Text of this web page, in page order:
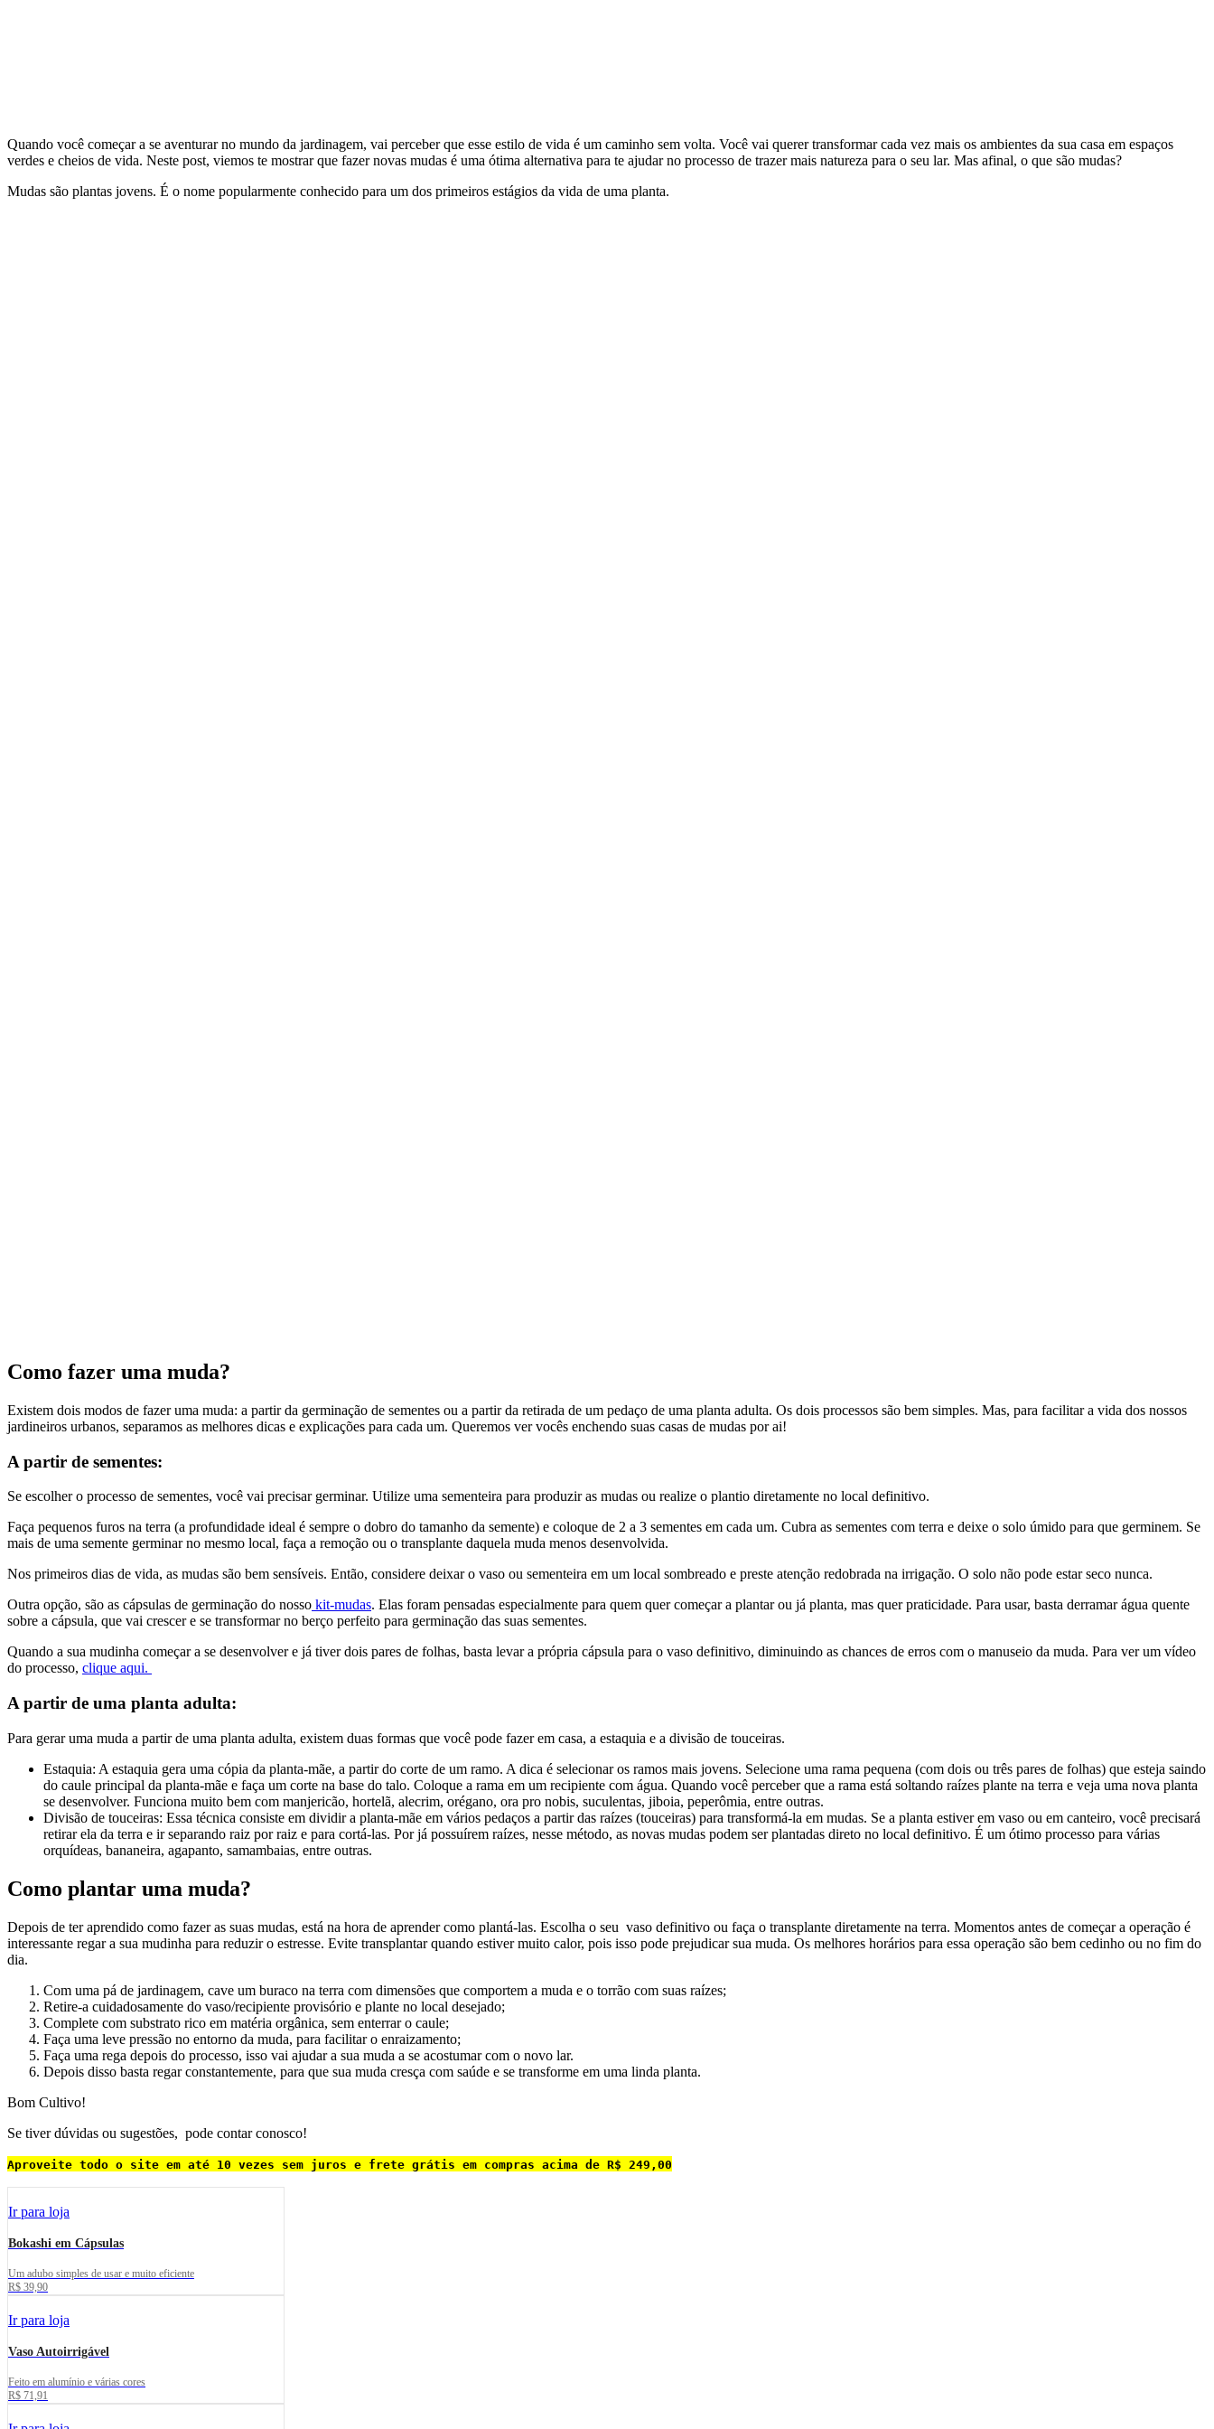
Quando você começar a se aventurar no mundo da jardinagem, vai perceber que esse estilo de vida é um caminho sem volta. Você vai querer transformar cada vez mais os ambientes da sua casa em espaços
verdes e cheios de vida. Neste post, viemos te mostrar que fazer novas mudas é uma ótima alternativa para te ajudar no processo de trazer mais natureza para o seu lar. Mas afinal, o que são mudas?
Mudas são plantas jovens. É o nome popularmente conhecido para um dos primeiros estágios da vida de uma planta.
Como fazer uma muda?
Existem dois modos de fazer uma muda: a partir da germinação de sementes ou a partir da retirada de um pedaço de uma planta adulta. Os dois processos são bem simples. Mas, para facilitar a vida dos nossos
jardineiros urbanos, separamos as melhores dicas e explicações para cada um. Queremos ver vocês enchendo suas casas de mudas por ai!
A partir de sementes:
Se escolher o processo de sementes, você vai precisar germinar. Utilize uma sementeira para produzir as mudas ou realize o plantio diretamente no local definitivo.
Faça pequenos furos na terra (a profundidade ideal é sempre o dobro do tamanho da semente) e coloque de 2 a 3 sementes em cada um. Cubra as sementes com terra e deixe o solo úmido para que germinem. Se
mais de uma semente germinar no mesmo local, faça a remoção ou o transplante daquela muda menos desenvolvida.
Nos primeiros dias de vida, as mudas são bem sensíveis. Então, considere deixar o vaso ou sementeira em um local sombreado e preste atenção redobrada na irrigação. O solo não pode estar seco nunca.
Outra opção, são as cápsulas de germinação do nosso kit-mudas. Elas foram pensadas especialmente para quem quer começar a plantar ou já planta, mas quer praticidade. Para usar, basta derramar água quente
sobre a cápsula, que vai crescer e se transformar no berço perfeito para germinação das suas sementes.
Quando a sua mudinha começar a se desenvolver e já tiver dois pares de folhas, basta levar a própria cápsula para o vaso definitivo, diminuindo as chances de erros com o manuseio da muda. Para ver um vídeo
do processo, clique aqui.
A partir de uma planta adulta:
Para gerar uma muda a partir de uma planta adulta, existem duas formas que você pode fazer em casa, a estaquia e a divisão de touceiras.
Estaquia: A estaquia gera uma cópia da planta-mãe, a partir do corte de um ramo. A dica é selecionar os ramos mais jovens. Selecione uma rama pequena (com dois ou três pares de folhas) que esteja saindo
do caule principal da planta-mãe e faça um corte na base do talo. Coloque a rama em um recipiente com água. Quando você perceber que a rama está soltando raízes plante na terra e veja uma nova planta
se desenvolver. Funciona muito bem com manjericão, hortelã, alecrim, orégano, ora pro nobis, suculentas, jiboia, peperômia, entre outras.
Divisão de touceiras: Essa técnica consiste em dividir a planta-mãe em vários pedaços a partir das raízes (touceiras) para transformá-la em mudas. Se a planta estiver em vaso ou em canteiro, você precisará
retirar ela da terra e ir separando raiz por raiz e para cortá-las. Por já possuírem raízes, nesse método, as novas mudas podem ser plantadas direto no local definitivo. É um ótimo processo para várias
orquídeas, bananeira, agapanto, samambaias, entre outras.
Como plantar uma muda?
Depois de ter aprendido como fazer as suas mudas, está na hora de aprender como plantá-las. Escolha o seu vaso definitivo ou faça o transplante diretamente na terra. Momentos antes de começar a operação é
interessante regar a sua mudinha para reduzir o estresse. Evite transplantar quando estiver muito calor, pois isso pode prejudicar sua muda. Os melhores horários para essa operação são bem cedinho ou no fim do
dia.
Com uma pá de jardinagem, cave um buraco na terra com dimensões que comportem a muda e o torrão com suas raízes;
Retire-a cuidadosamente do vaso/recipiente provisório e plante no local desejado;
Complete com substrato rico em matéria orgânica, sem enterrar o caule;
Faça uma leve pressão no entorno da muda, para facilitar o enraizamento;
Faça uma rega depois do processo, isso vai ajudar a sua muda a se acostumar com o novo lar.
Depois disso basta regar constantemente, para que sua muda cresça com saúde e se transforme em uma linda planta.
Bom Cultivo!
Se tiver dúvidas ou sugestões, pode contar conosco!
Aproveite todo o site em até 10 vezes sem juros e frete grátis em compras acima de R$ 249,00
Ir para loja
Bokashi em Cápsulas
Um adubo simples de usar e muito eficiente
R$ 39,90
Ir para loja
Vaso Autoirrigável
Feito em alumínio e várias cores
R$ 71,91